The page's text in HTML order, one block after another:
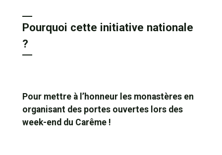
Pourquoi cette initiative nationale
?
Pour mettre à l’honneur les monastères en
organisant des portes ouvertes lors des
week-end du Carême !